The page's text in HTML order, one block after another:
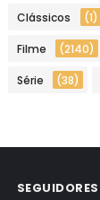
Clássicos (1)
Filme (2140)
Série (38)
SEGUIDORES